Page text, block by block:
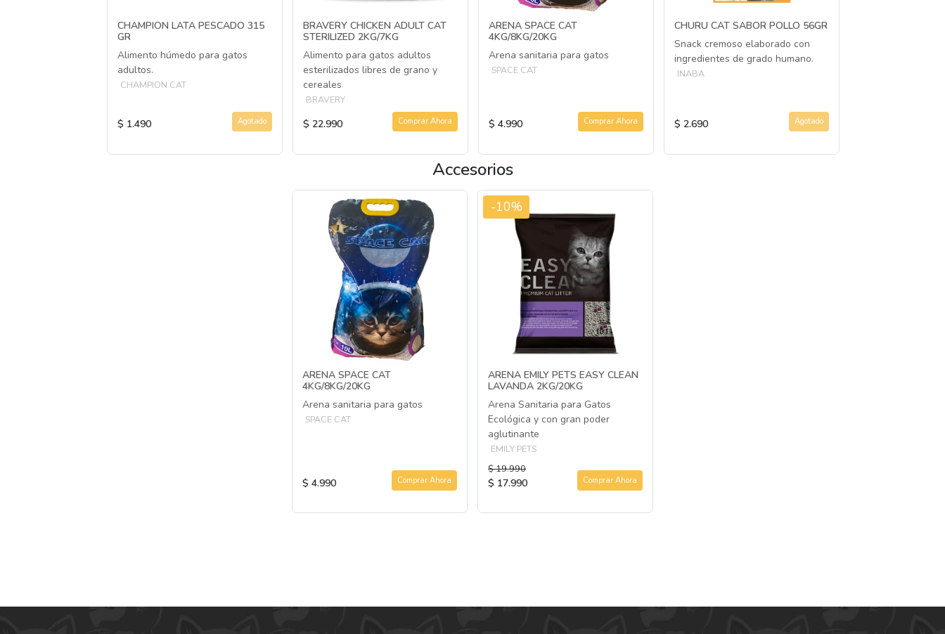
CHAMPION LATA PESCADO 315
GR
Alimento húmedo para gatos
adultos.
CHAMPION CAT
$ 1.490 Agotado
BRAVERY CHICKEN ADULT CAT
STERILIZED 2KG/7KG
Alimento para gatos adultos
esterilizados libres de grano y
cereales
BRAVERY
$ 22.990 Comprar Ahora
ARENA SPACE CAT
4KG/8KG/20KG
Arena sanitaria para gatos
SPACE CAT
$ 4.990 Comprar Ahora
CHURU CAT SABOR POLLO 56GR
Snack cremoso elaborado con
ingredientes de grado humano.
INABA
$ 2.690 Agotado
Accesorios
ARENA SPACE CAT
4KG/8KG/20KG
Arena sanitaria para gatos
SPACE CAT
$ 4.990 Comprar Ahora
-10%
ARENA EMILY PETS EASY CLEAN
LAVANDA 2KG/20KG
Arena Sanitaria para Gatos
Ecológica y con gran poder
aglutinante
EMILY PETS
$ 19.990
$ 17.990 Comprar Ahora